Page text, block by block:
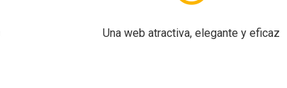
Una web atractiva, elegante y eficaz